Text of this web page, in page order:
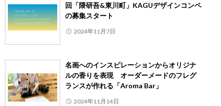
回「隈研吾&東川町」KAGUデザインコンペ
の募集スタート
2024年11月7日
名画へのインスピレーションからオリジナ
ルの香りを表現 オーダーメードのフレグ
ランスが作れる「Aroma Bar」
2024年11月14日